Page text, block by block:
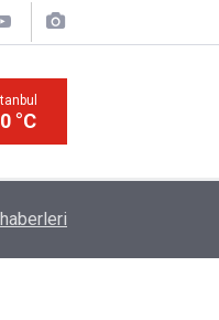
°C
açıklandı:
haberleri